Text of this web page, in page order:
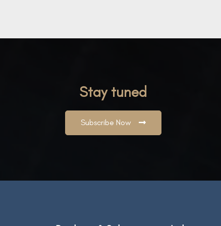
Stay tuned
Subscribe Now